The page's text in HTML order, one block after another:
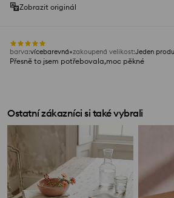
Zobrazit originál
barva:vícebarevná zakoupená velikost:Jeden
Přesně to jsem potřebovala,moc pěkné
Ostatní zákazníci si také vybrali